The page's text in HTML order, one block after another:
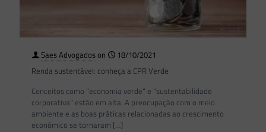
Saes Advogadoson
18/10/2021
Renda sustentável: conheça a CPR Verde
Conceitos como “economia verde” e “sustentabilidade
corporativa” estão em alta. A preocupação com o meio
ambiente e as boas práticas relacionadas ao crescimento
econômico se tornaram […]